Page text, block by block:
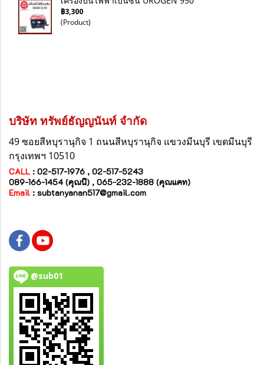
฿3,300
(Product)
บริษัท ทรัพย์ธัญญนันท์ จำกัด
49 ซอยสีหบุรานุกิจ 1 ถนนสีหบุรานุกิจ แขวงมีนบุรี เขตมีนบุรี
กรุงเทพฯ 10510
CALL : 02-517-1976 , 02-517-5243
089-166-1454 (คุณนี) , 065-232-1888 (คุณแคท)
Email : subtanyanan517@gmail.com
@sub01